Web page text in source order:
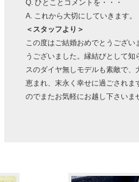
Q. ひとことコメントを・・・
A. これから大切にしていきます
＜スタッフより＞
この度はご結婚おめでとうござ
うございました。縁結びとして
スのダイヤ無しモデルも素敵で
恵まれ、末永く幸せに過ごされ
のでまたお気軽にお越し下さいま